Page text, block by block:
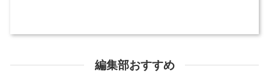
編集部おすすめ